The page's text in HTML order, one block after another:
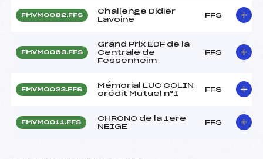
FMVM0082.FFS
Challenge Didier
Lavoine
FFS
FMVM0063.FFS
Grand Prix EDF de la
Centrale de
Fessenheim
FFS
FMVM0023.FFS
Mémorial LUC COLIN
crédit Mutuel n°1
FFS
FMVM0011.FFS
CHRONO de la 1ere
NEIGE
FFS